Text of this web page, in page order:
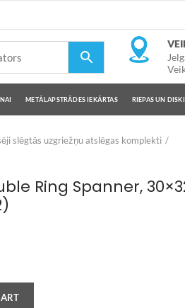
METĀLAPSTRĀDES IEKĀRTAS RIEPAS UN DISKI
slēgtās uzgriežņu atslēgas komplekti
Ring Spanner,